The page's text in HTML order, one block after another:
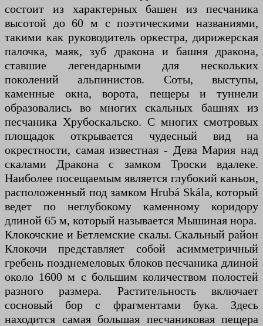
состоит из характерных башен из песчаника
высотой до 60 м с поэтическими названиями,
такими как руководитель оркестра, дирижерская
палочка, маяк, зуб дракона и башня дракона,
ставшие легендарными для нескольких
поколений альпинистов. Соты, выступы,
каменные окна, ворота, пещеры и туннели
образовались во многих скальных башнях из
песчаника Хрубоскальско. С многих смотровых
площадок открывается чудесный вид на
окрестности, самая известная - Дева Мария над
скалами Дракона с замком Троски вдалеке.
Наиболее посещаемым является глубокий каньон,
расположенный под замком Hrubá Skála, который
ведет по неглубокому каменному коридору
длиной 65 м, который называется Мышиная нора.
Клокочские и Бетлемские скалы. Скальный район
Клокочи представляет собой асимметричный
гребень позднемеловых блоков песчаника длиной
около 1600 м с большим количеством полостей
разного размера. Растительность включает
сосновый бор с фрагментами бука. Здесь
находится самая большая песчаниковая пещера